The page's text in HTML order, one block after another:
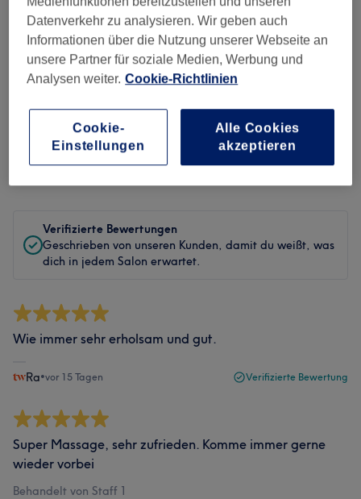
Sauberkeit
Service
Bewertungen filtern
Verifizierte Bewertungen
Geschrieben von unseren Kunden, damit du weißt, was
dich in jedem Salon erwartet.
Wie immer sehr erholsam und gut.
Ra•vor 15 Tagen Verifizierte Bewertung
Super Massage, sehr zufrieden. Komme immer gerne
wieder vorbei
Behandelt von Staff 1
Datenverkehr zu analysieren. Wir geben auch
Informationen über die Nutzung unserer Webseite an
unsere Partner für soziale Medien, Werbung und
Analysen weiter. Cookie-Richtlinien
Cookie-
Einstellungen
Alle Cookies
akzeptieren